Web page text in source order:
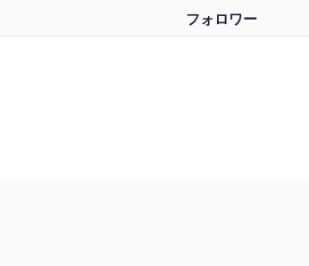
フォロワー